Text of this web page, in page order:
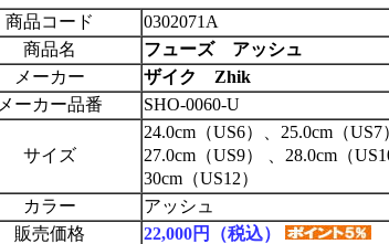
商品コード
0302071A
商品名
フューズ アッシュ
メーカー
ザイク Zhik
メーカー品番
SHO-0060-U
サイズ
24.0cm（US6）、25.0cm（US7
27.0cm（US9） 、28.0cm（
30cm（US12）
カラー
アッシュ
販売価格
22,000円（税込）